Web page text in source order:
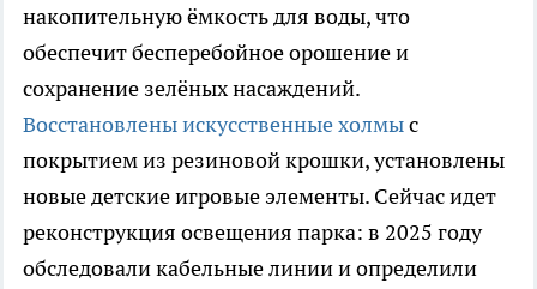
накопительную ёмкость для воды, что
обеспечит бесперебойное орошение и
сохранение зелёных насаждений.
Восстановлены искусственные холмыс
покрытием из резиновой крошки, установлены
новые детские игровые элементы. Сейчас идет
реконструкция освещения парка: в 2025 году
обследовали кабельные линии и определили